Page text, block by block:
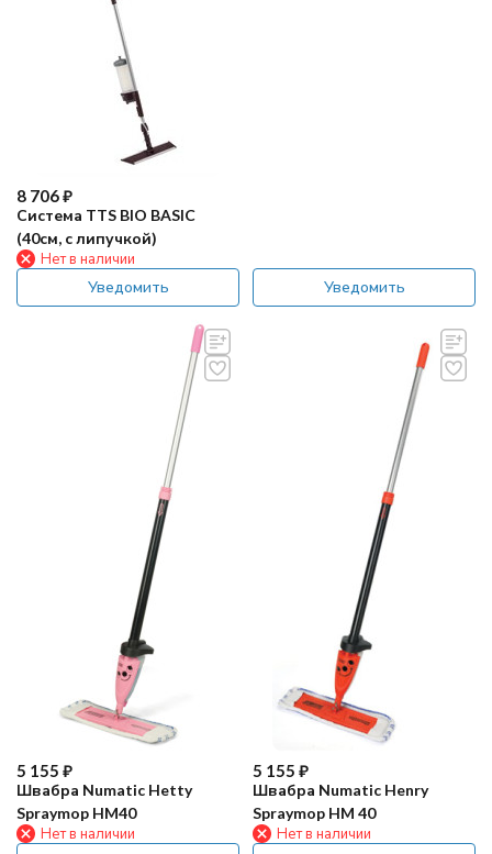
8 706₽
Система TTS BIO BASIC
(40см, с липучкой)
Нет в наличии
Уведомить Уведомить
5 155 ₽
Швабра Numatic Hetty
Spraymop HM40
Нет в наличии
5 155 ₽
Швабра Numatic Henry
Spraymop HM 40
Нет в наличии